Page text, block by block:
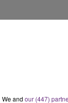
FAMILLE
FM
We and our (447)